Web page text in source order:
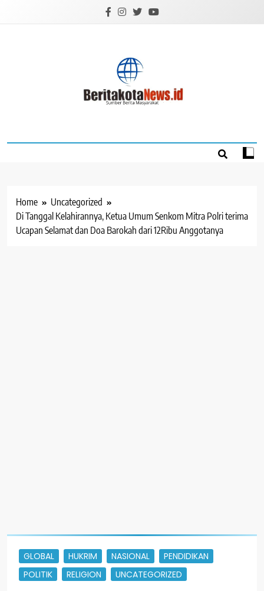
Home
Uncategorized
Di Tanggal Kelahirannya, Ketua Umum Senkom Mitra Polri terima
Ucapan Selamat dan Doa Barokah dari 12Ribu Anggotanya
GLOBAL HUKRIM NASIONAL
PENDIDIKAN
POLITIK
RELIGION UNCATEGORIZED